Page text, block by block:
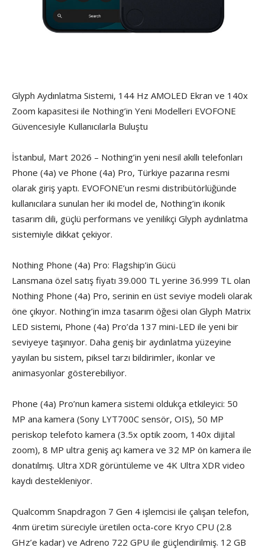
Glyph Aydınlatma Sistemi, 144 Hz AMOLED Ekran ve 140x
Zoom kapasitesi ile Nothing’in Yeni Modelleri EVOFONE
Güvencesiyle Kullanıcılarla Buluştu
İstanbul, Mart 2026 – Nothing’in yeni nesil akıllı telefonları
Phone (4a) ve Phone (4a) Pro, Türkiye pazarına resmi
olarak giriş yaptı. EVOFONE’un resmi distribütörlüğünde
kullanıcılara sunulan her iki model de, Nothing’in ikonik
tasarım dili, güçlü performans ve yenilikçi Glyph aydınlatma
sistemiyle dikkat çekiyor.
Nothing Phone (4a) Pro: Flagship’in Gücü
Lansmana özel satış fiyatı 39.000 TL yerine 36.999 TL olan
Nothing Phone (4a) Pro, serinin en üst seviye modeli olarak
öne çıkıyor. Nothing’in imza tasarım öğesi olan Glyph Matrix
LED sistemi, Phone (4a) Pro’da 137 mini-LED ile yeni bir
seviyeye taşınıyor. Daha geniş bir aydınlatma yüzeyine
yayılan bu sistem, piksel tarzı bildirimler, ikonlar ve
animasyonlar gösterebiliyor.
Phone (4a) Pro’nun kamera sistemi oldukça etkileyici: 50
MP ana kamera (Sony LYT700C sensör, OIS), 50 MP
periskop telefoto kamera (3.5x optik zoom, 140x dijital
zoom), 8 MP ultra geniş açı kamera ve 32 MP ön kamera ile
donatılmış. Ultra XDR görüntüleme ve 4K Ultra XDR video
kaydı destekleniyor.
Qualcomm Snapdragon 7 Gen 4 işlemcisi ile çalışan telefon,
4nm üretim süreciyle üretilen octa-core Kryo CPU (2.8
GHz’e kadar) ve Adreno 722 GPU ile güçlendirilmiş. 12 GB